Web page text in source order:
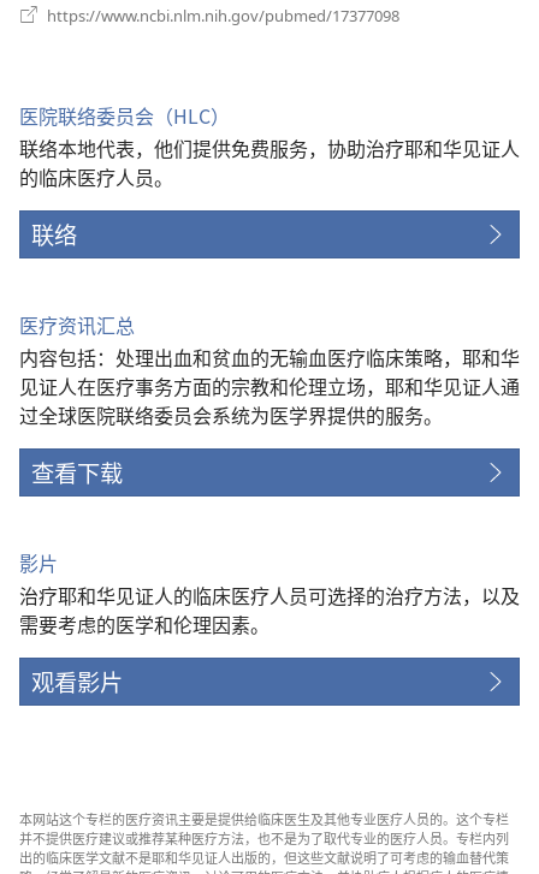
https://www.ncbi.nlm.nih.gov/pubmed/17377098
医院联络委员会（HLC）
联络本地代表，他们提供免费服务，协助治疗耶和华见证人
的临床医疗人员。
联络
医疗资讯汇总
内容包括：处理出血和贫血的无输血医疗临床策略，耶和华
见证人在医疗事务方面的宗教和伦理立场，耶和华见证人通
过全球医院联络委员会系统为医学界提供的服务。
查看下载
影片
治疗耶和华见证人的临床医疗人员可选择的治疗方法，以及
需要考虑的医学和伦理因素。
观看影片
本网站这个专栏的医疗资讯主要是提供给临床医生及其他专业医疗人员的。这个专栏
并不提供医疗建议或推荐某种医疗方法，也不是为了取代专业的医疗人员。专栏内列
出的临床医学文献不是耶和华见证人出版的，但这些文献说明了可考虑的输血替代策